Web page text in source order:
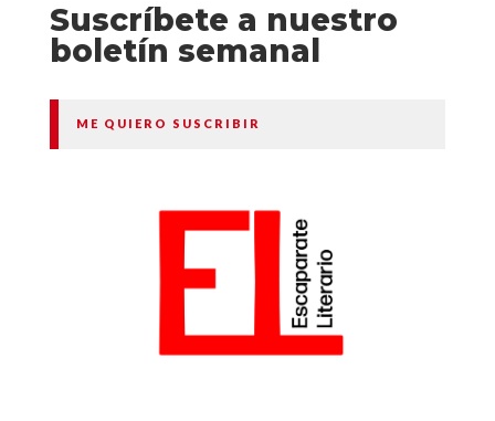
Suscríbete a nuestro
boletín semanal
ME QUIERO SUSCRIBIR